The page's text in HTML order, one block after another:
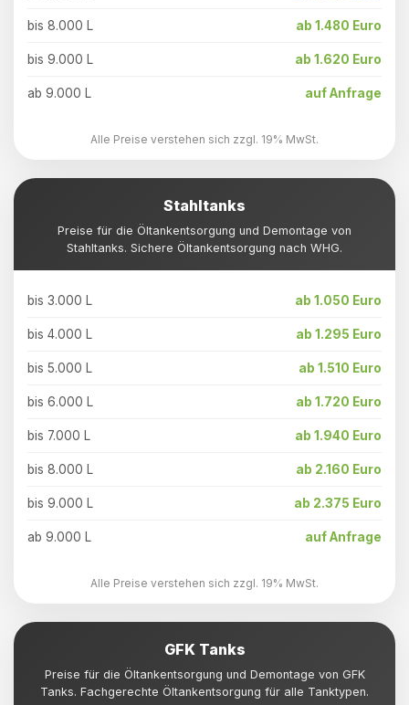
bis 8.000 L ab 1.480 Euro
bis 9.000 L ab 1.620 Euro
ab 9.000 L auf Anfrage
Alle Preise verstehen sich zzgl. 19% MwSt.
Stahltanks
Preise für die Öltankentsorgung und Demontage von
Stahltanks. Sichere Öltankentsorgung nach WHG.
bis 3.000 L ab 1.050 Euro
bis 4.000 L ab 1.295 Euro
bis 5.000 L ab 1.510 Euro
bis 6.000 L ab 1.720 Euro
bis 7.000 L ab 1.940 Euro
bis 8.000 L ab 2.160 Euro
bis 9.000 L ab 2.375 Euro
ab 9.000 L auf Anfrage
Alle Preise verstehen sich zzgl. 19% MwSt.
GFK Tanks
Preise für die Öltankentsorgung und Demontage von GFK
Tanks. Fachgerechte Öltankentsorgung für alle Tanktypen.